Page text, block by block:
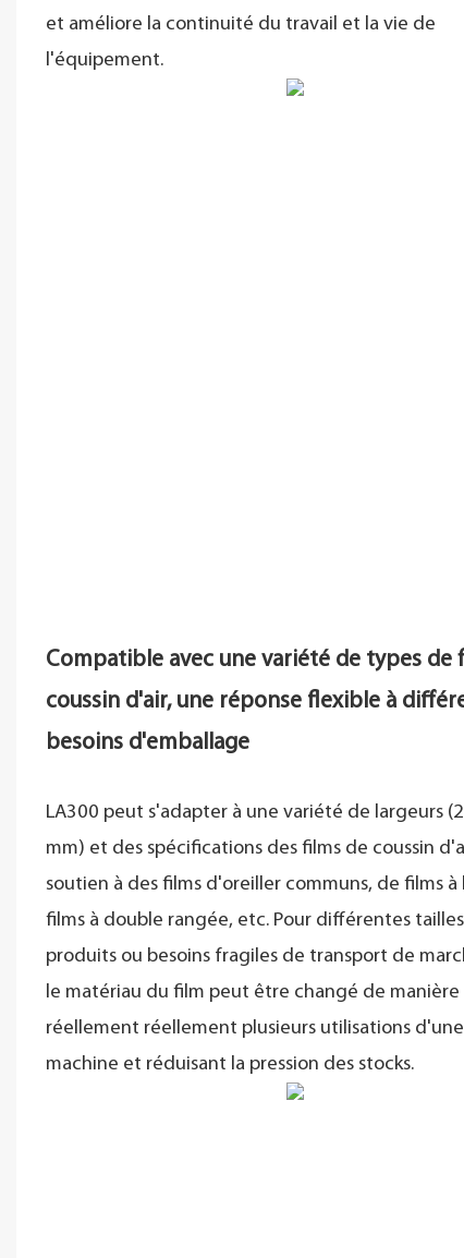
et améliore la continuité du travail et la vie de
l'équipement.
Compatible avec une variété de types de
coussin d'air, une réponse flexible à
besoins d'emballage
LA300 peut s'adapter à une variété de largeurs
mm) et des spécifications des films de coussin
soutien à des films d'oreiller communs, de films à
films à double rangée, etc. Pour différentes
produits ou besoins fragiles de transport de
le matériau du film peut être changé de manière
réellement réellement plusieurs utilisations
machine et réduisant la pression des stocks.